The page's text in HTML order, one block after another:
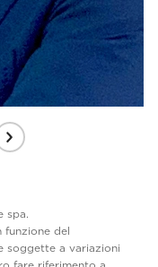
spa.
funzione del
soggette a variazioni